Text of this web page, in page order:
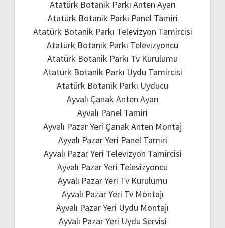
Atatürk Botanik Parkı Anten Ayarı
Atatürk Botanik Parkı Panel Tamiri
Atatürk Botanik Parkı Televizyon Tamircisi
Atatürk Botanik Parkı Televizyoncu
Atatürk Botanik Parkı Tv Kurulumu
Atatürk Botanik Parkı Uydu Tamircisi
Atatürk Botanik Parkı Uyducu
Ayvalı Çanak Anten Ayarı
Ayvalı Panel Tamiri
Ayvalı Pazar Yeri Çanak Anten Montaj
Ayvalı Pazar Yeri Panel Tamiri
Ayvalı Pazar Yeri Televizyon Tamircisi
Ayvalı Pazar Yeri Televizyoncu
Ayvalı Pazar Yeri Tv Kurulumu
Ayvalı Pazar Yeri Tv Montajı
Ayvalı Pazar Yeri Uydu Montajı
Ayvalı Pazar Yeri Uydu Servisi